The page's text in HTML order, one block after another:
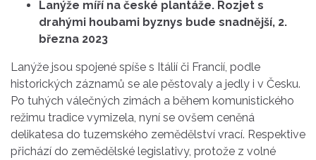
Lanýže míří na české plantáže. Rozjet s
drahými houbami byznys bude snadnější, 2.
března 2023
Lanýže jsou spojené spíše s Itálií či Francií, podle
historických záznamů se ale pěstovaly a jedly i v Česku.
Po tuhých válečných zimách a během komunistického
režimu tradice vymizela, nyní se ovšem ceněná
delikatesa do tuzemského zemědělství vrací. Respektive
přichází do zemědělské legislativy, protože z volné